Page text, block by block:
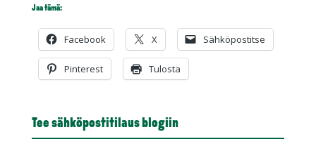
Jaa tämä:
Facebook X Sähköpostitse
Pinterest Tulosta
Tee sähköpostitilaus blogiin